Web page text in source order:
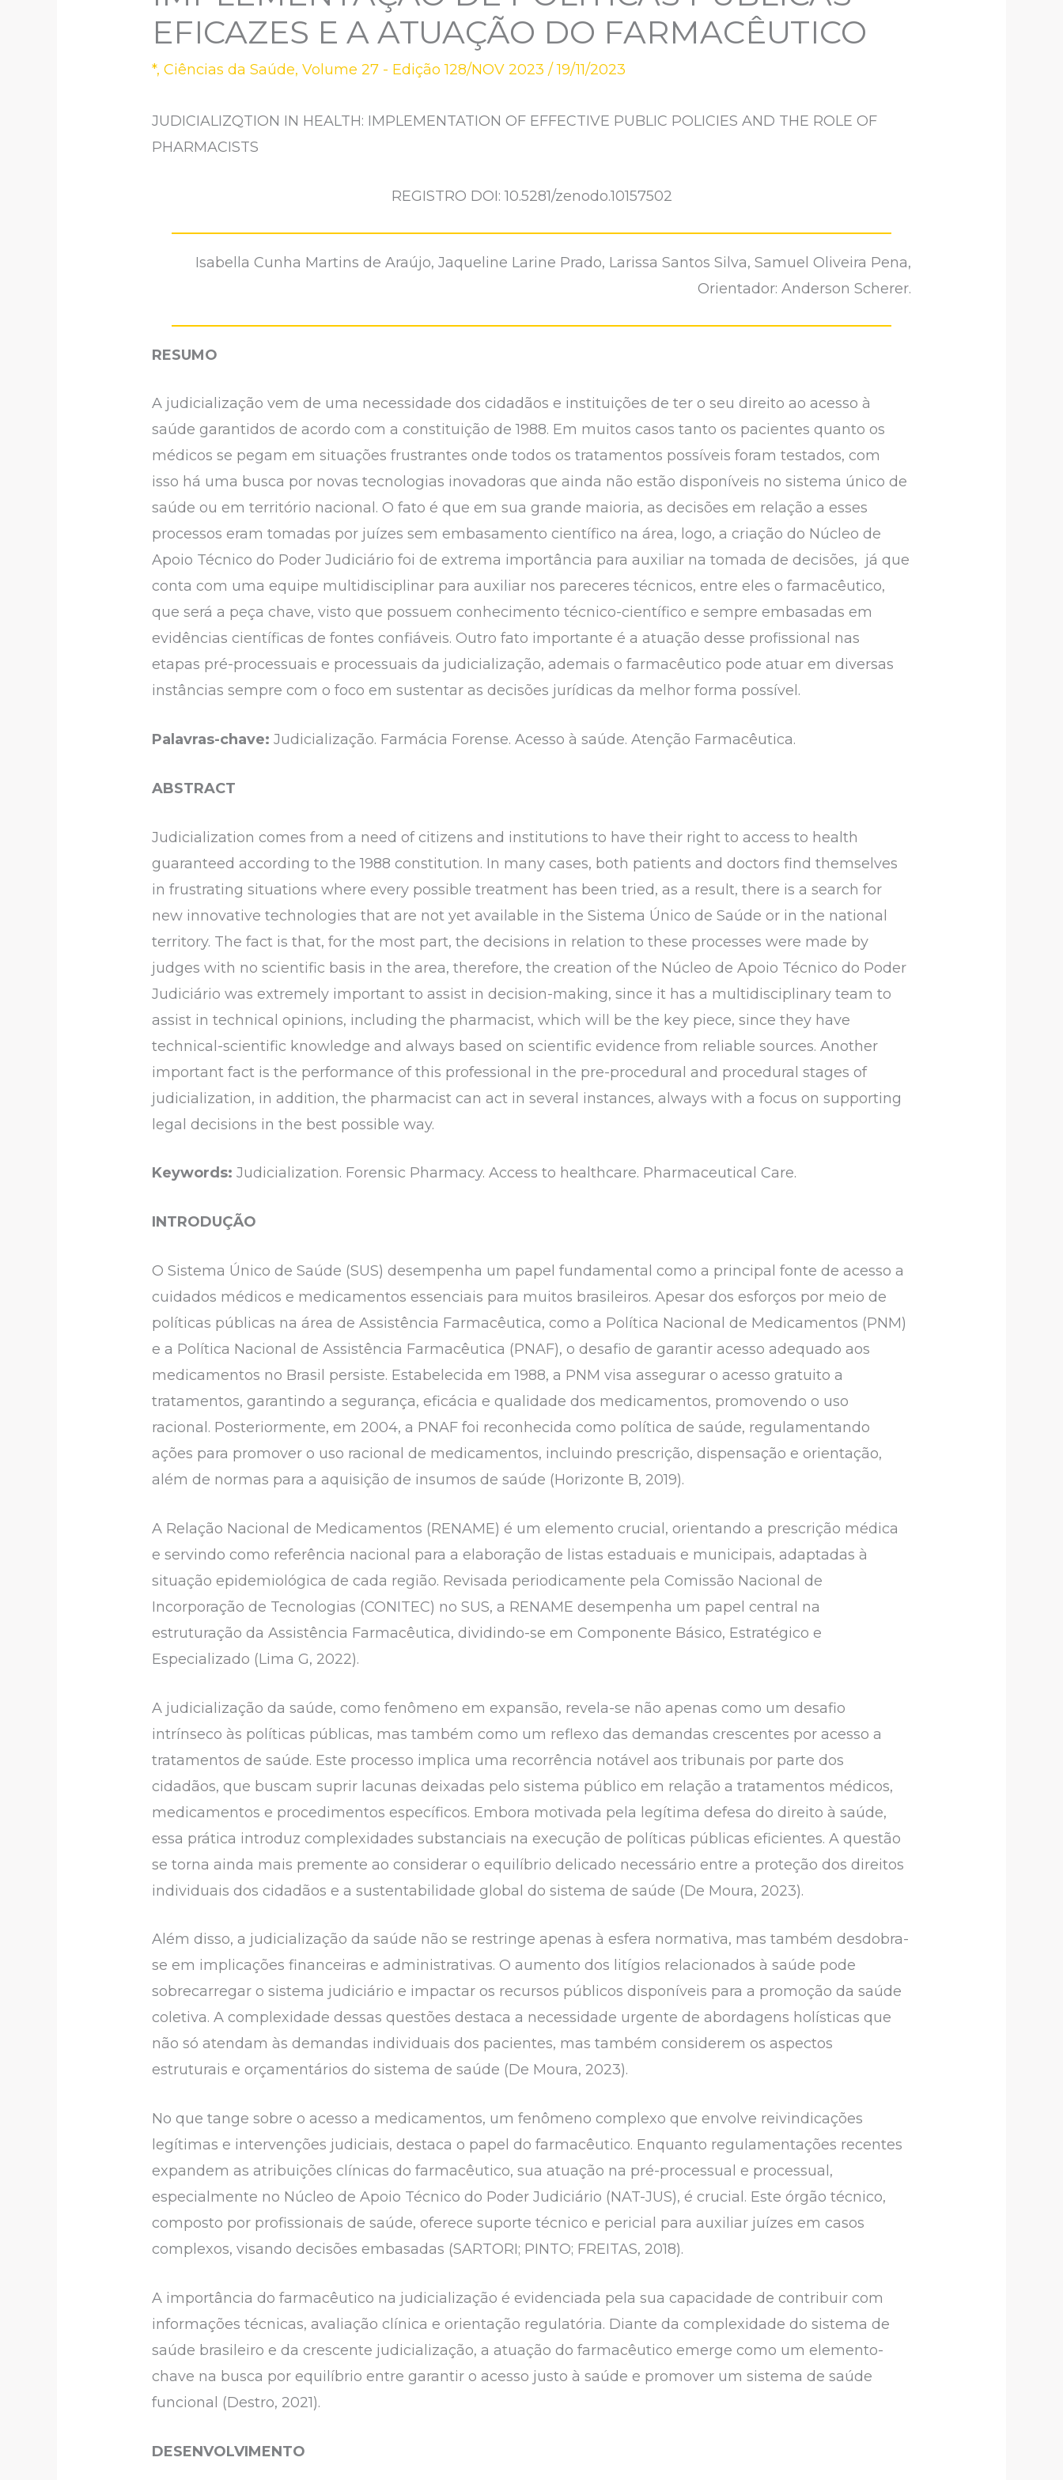
EFICAZES E A ATUAÇÃO DO FARMACÊUTICO
*,Ciências da Saúde,Volume 27 - Edição 128/NOV 2023 /19/11/2023
JUDICIALIZQTION IN HEALTH: IMPLEMENTATION OF EFFECTIVE PUBLIC POLICIES AND THE ROLE OF
PHARMACISTS
REGISTRO DOI: 10.5281/zenodo.10157502
Isabella Cunha Martins de Araújo, Jaqueline Larine Prado, Larissa Santos Silva, Samuel Oliveira Pena,
Orientador: Anderson Scherer.
RESUMO
A judicialização vem de uma necessidade dos cidadãos e instituições de ter o seu direito ao acesso à
saúde garantidos de acordo com a constituição de 1988. Em muitos casos tanto os pacientes quanto os
médicos se pegam em situações frustrantes onde todos os tratamentos possíveis foram testados, com
isso há uma busca por novas tecnologias inovadoras que ainda não estão disponíveis no sistema único de
saúde ou em território nacional. O fato é que em sua grande maioria, as decisões em relação a esses
processos eram tomadas por juízes sem embasamento científico na área, logo, a criação do Núcleo de
Apoio Técnico do Poder Judiciário foi de extrema importância para auxiliar na tomada de decisões, já que
conta com uma equipe multidisciplinar para auxiliar nos pareceres técnicos, entre eles o farmacêutico,
que será a peça chave, visto que possuem conhecimento técnico-científico e sempre embasadas em
evidências científicas de fontes confiáveis. Outro fato importante é a atuação desse profissional nas
etapas pré-processuais e processuais da judicialização, ademais o farmacêutico pode atuar em diversas
instâncias sempre com o foco em sustentar as decisões jurídicas da melhor forma possível.
Palavras-chave: Judicialização. Farmácia Forense. Acesso à saúde. Atenção Farmacêutica.
ABSTRACT
Judicialization comes from a need of citizens and institutions to have their right to access to health
guaranteed according to the 1988 constitution. In many cases, both patients and doctors find themselves
in frustrating situations where every possible treatment has been tried, as a result, there is a search for
new innovative technologies that are not yet available in the Sistema Único de Saúde or in the national
territory. The fact is that, for the most part, the decisions in relation to these processes were made by
judges with no scientific basis in the area, therefore, the creation of the Núcleo de Apoio Técnico do Poder
Judiciário was extremely important to assist in decision-making, since it has a multidisciplinary team to
assist in technical opinions, including the pharmacist, which will be the key piece, since they have
technical-scientific knowledge and always based on scientific evidence from reliable sources. Another
important fact is the performance of this professional in the pre-procedural and procedural stages of
judicialization, in addition, the pharmacist can act in several instances, always with a focus on supporting
legal decisions in the best possible way.
Keywords: Judicialization. Forensic Pharmacy. Access to healthcare. Pharmaceutical Care.
INTRODUÇÃO
O Sistema Único de Saúde (SUS) desempenha um papel fundamental como a principal fonte de acesso a
cuidados médicos e medicamentos essenciais para muitos brasileiros. Apesar dos esforços por meio de
políticas públicas na área de Assistência Farmacêutica, como a Política Nacional de Medicamentos (PNM)
e a Política Nacional de Assistência Farmacêutica (PNAF), o desafio de garantir acesso adequado aos
medicamentos no Brasil persiste. Estabelecida em 1988, a PNM visa assegurar o acesso gratuito a
tratamentos, garantindo a segurança, eficácia e qualidade dos medicamentos, promovendo o uso
racional. Posteriormente, em 2004, a PNAF foi reconhecida como política de saúde, regulamentando
ações para promover o uso racional de medicamentos, incluindo prescrição, dispensação e orientação,
além de normas para a aquisição de insumos de saúde (Horizonte B, 2019).
A Relação Nacional de Medicamentos (RENAME) é um elemento crucial, orientando a prescrição médica
e servindo como referência nacional para a elaboração de listas estaduais e municipais, adaptadas à
situação epidemiológica de cada região. Revisada periodicamente pela Comissão Nacional de
Incorporação de Tecnologias (CONITEC) no SUS, a RENAME desempenha um papel central na
estruturação da Assistência Farmacêutica, dividindo-se em Componente Básico, Estratégico e
Especializado (Lima G, 2022).
A judicialização da saúde, como fenômeno em expansão, revela-se não apenas como um desafio
intrínseco às políticas públicas, mas também como um reflexo das demandas crescentes por acesso a
tratamentos de saúde. Este processo implica uma recorrência notável aos tribunais por parte dos
cidadãos, que buscam suprir lacunas deixadas pelo sistema público em relação a tratamentos médicos,
medicamentos e procedimentos específicos. Embora motivada pela legítima defesa do direito à saúde,
essa prática introduz complexidades substanciais na execução de políticas públicas eficientes. A questão
se torna ainda mais premente ao considerar o equilíbrio delicado necessário entre a proteção dos direitos
individuais dos cidadãos e a sustentabilidade global do sistema de saúde (De Moura, 2023).
Além disso, a judicialização da saúde não se restringe apenas à esfera normativa, mas também desdobra-
se em implicações financeiras e administrativas. O aumento dos litígios relacionados à saúde pode
sobrecarregar o sistema judiciário e impactar os recursos públicos disponíveis para a promoção da saúde
coletiva. A complexidade dessas questões destaca a necessidade urgente de abordagens holísticas que
não só atendam às demandas individuais dos pacientes, mas também considerem os aspectos
estruturais e orçamentários do sistema de saúde (De Moura, 2023).
No que tange sobre o acesso a medicamentos, um fenômeno complexo que envolve reivindicações
legítimas e intervenções judiciais, destaca o papel do farmacêutico. Enquanto regulamentações recentes
expandem as atribuições clínicas do farmacêutico, sua atuação na pré-processual e processual,
especialmente no Núcleo de Apoio Técnico do Poder Judiciário (NAT-JUS), é crucial. Este órgão técnico,
composto por profissionais de saúde, oferece suporte técnico e pericial para auxiliar juízes em casos
complexos, visando decisões embasadas (SARTORI; PINTO; FREITAS, 2018).
A importância do farmacêutico na judicialização é evidenciada pela sua capacidade de contribuir com
informações técnicas, avaliação clínica e orientação regulatória. Diante da complexidade do sistema de
saúde brasileiro e da crescente judicialização, a atuação do farmacêutico emerge como um elemento-
chave na busca por equilíbrio entre garantir o acesso justo à saúde e promover um sistema de saúde
funcional (Destro, 2021).
DESENVOLVIMENTO